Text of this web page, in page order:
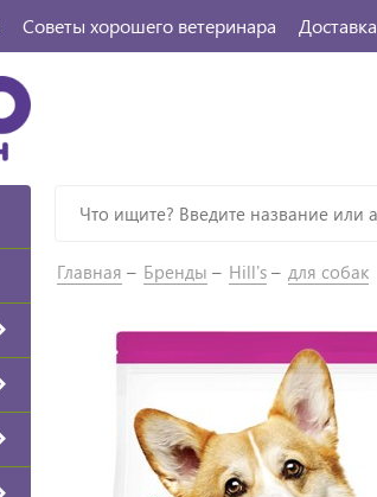
Советы хорошего ветеринара Доставка
Главная Бренды Hill's для собак